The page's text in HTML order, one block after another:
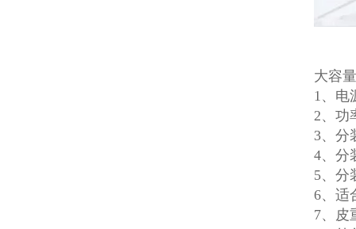
大容
1、电
2、功
3、分
4、分
5、分
6、适
7、皮